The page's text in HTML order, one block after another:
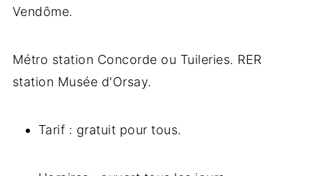
Vendôme.
Métro station Concorde ou Tuileries. RER
station Musée d'Orsay.
Tarif : gratuit pour tous.